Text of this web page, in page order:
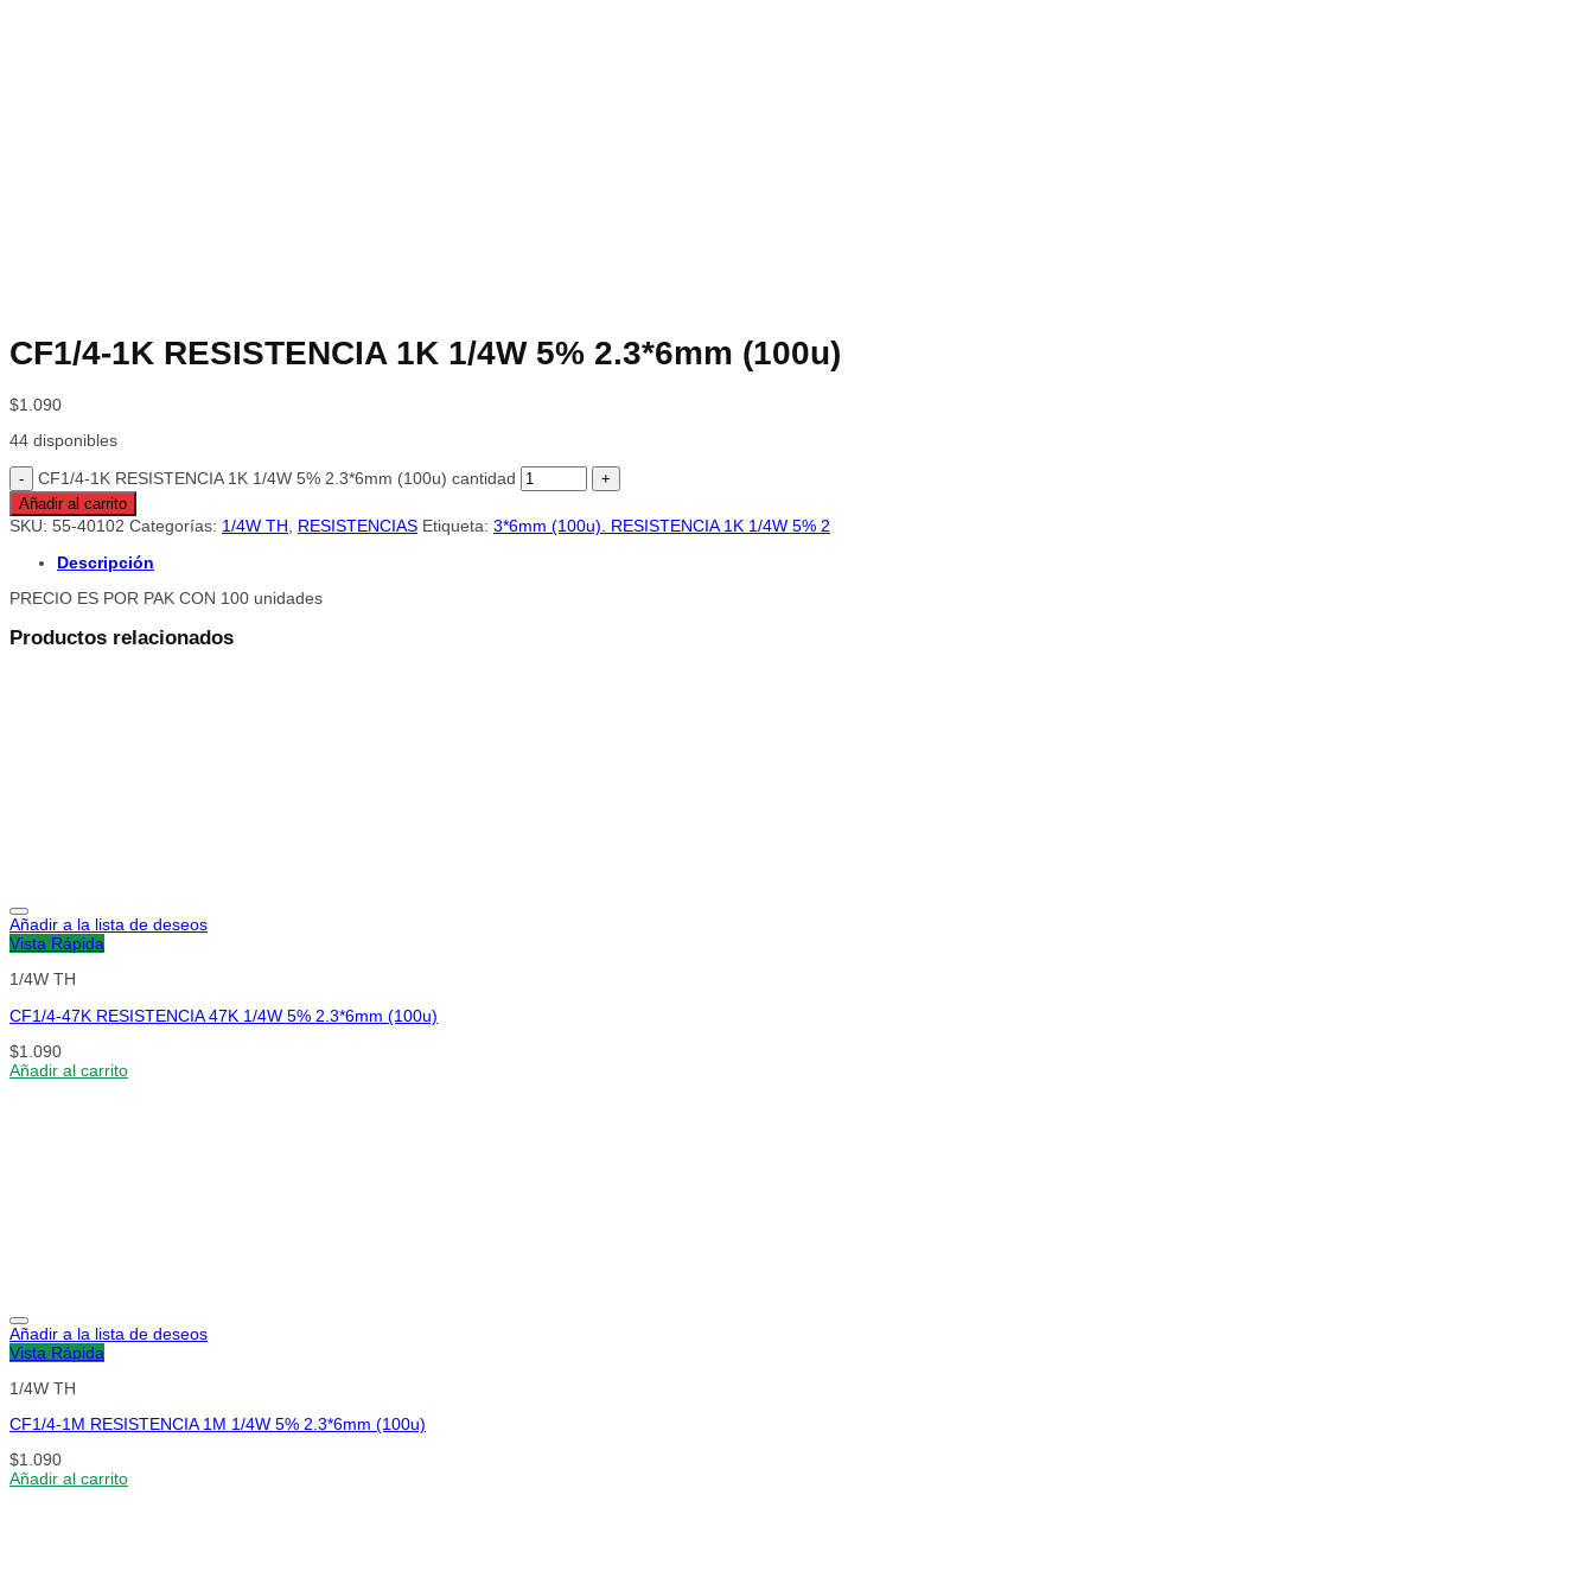
CF1/4-1K RESISTENCIA 1K 1/4W 5% 2.3*6mm (100u)
$1.090
44 disponibles
CF1/4-1K RESISTENCIA 1K 1/4W 5% 2.3*6mm (100u) cantidad
Añadir al carrito
SKU: 55-40102 Categorías: 1/4W TH, RESISTENCIAS Etiqueta: 3*6mm (100u). RESISTENCIA 1K 1/4W 5% 2
Descripción
PRECIO ES POR PAK CON 100 unidades
Productos relacionados
Añadir a la lista de deseos
Vista Rápida
1/4W TH
CF1/4-47K RESISTENCIA 47K 1/4W 5% 2.3*6mm (100u)
$1.090
Añadir al carrito
Añadir a la lista de deseos
Vista Rápida
1/4W TH
CF1/4-1M RESISTENCIA 1M 1/4W 5% 2.3*6mm (100u)
$1.090
Añadir al carrito